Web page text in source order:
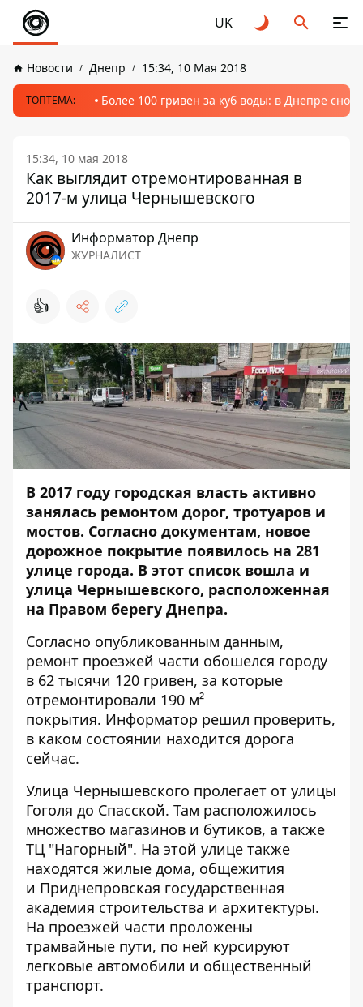
UK
Новости Днепр 15:34, 10 Мая 2018
ТОПТЕМА: Более 100 гривен за куб воды: в Днепре
15:34, 10 мая 2018
Как выглядит отремонтированная в
2017-м улица Чернышевского
Информатор Днепр
ЖУРНАЛИСТ
👍
В 2017 году городская власть активно
занялась ремонтом дорог, тротуаров и
мостов. Согласно документам, новое
дорожное покрытие появилось на 281
улице города. В этот список вошла и
улица Чернышевского, расположенная
на Правом берегу Днепра.
Согласно опубликованным данным,
ремонт проезжей части обошелся городу
в 62 тысячи 120 гривен, за которые
отремонтировали 190 м²
покрытия. Информатор решил проверить,
в каком состоянии находится дорога
сейчас.
Улица Чернышевского пролегает от улицы
Гоголя до Спасской. Там расположилось
множество магазинов и бутиков, а также
ТЦ "Нагорный". На этой улице также
находятся жилые дома, общежития
и Приднепровская государственная
академия строительства и архитектуры.
На проезжей части проложены
трамвайные пути, по ней курсируют
легковые автомобили и общественный
транспорт.